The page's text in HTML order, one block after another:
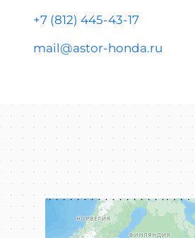
+7 (812) 445-43-17
mail@astor-honda.ru